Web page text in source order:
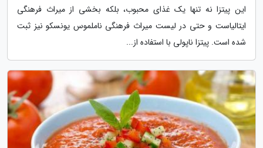
این پیتزا نه تنها یک غذای محبوب، بلکه بخشی از میراث فرهنگی
ایتالیاست و حتی در لیست میراث فرهنگی ناملموس یونسکو نیز ثبت
شده است. پیتزا ناپولی با استفاده از...